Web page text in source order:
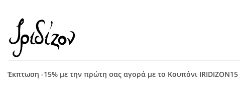
περιεχόμενο
Έκπτωση -15% με την πρώτη σας αγορά με το Κουπόνι IRIDIZON15